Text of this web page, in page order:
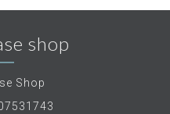
shop
Shop